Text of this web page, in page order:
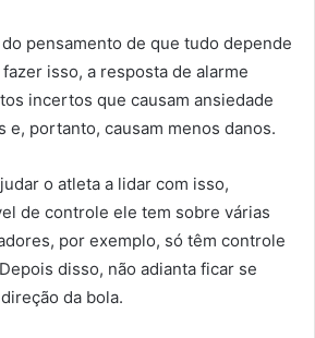
pensamento de que tudo depende
isso, a resposta de alarme
incertos que causam ansiedade
e, portanto, causam menos danos.
o atleta a lidar com isso,
de controle ele tem sobre várias
por exemplo, só têm controle
disso, não adianta ficar se
da bola.